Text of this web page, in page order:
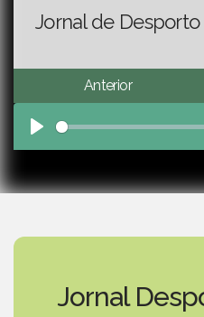
Jornal de Desporto
Anterior
Play
Jornal